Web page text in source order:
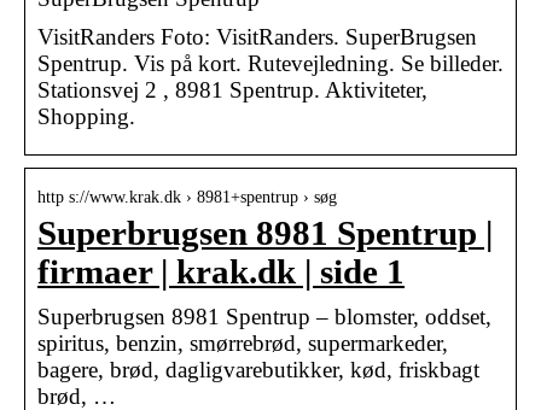
VisitRanders Foto: VisitRanders. SuperBrugsen
Spentrup. Vis på kort. Rutevejledning. Se billeder.
Stationsvej 2 , 8981 Spentrup. Aktiviteter,
Shopping.
http s://www.krak.dk › 8981+spentrup › søg
Superbrugsen 8981 Spentrup |
firmaer | krak.dk | side 1
Superbrugsen 8981 Spentrup – blomster, oddset,
spiritus, benzin, smørrebrød, supermarkeder,
bagere, brød, dagligvarebutikker, kød, friskbagt
brød, …